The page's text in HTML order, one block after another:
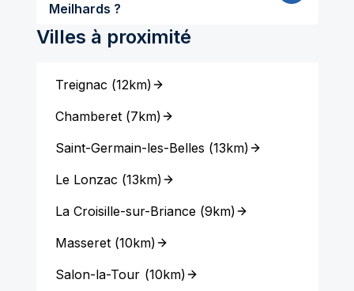
Meilhards ?
Villes à proximité
Treignac (12km)
Chamberet(7km)
Saint-Germain-les-Belles (13km)
Le Lonzac (13km)
La Croisille-sur-Briance(9km)
Masseret(10km)
Salon-la-Tour (10km)